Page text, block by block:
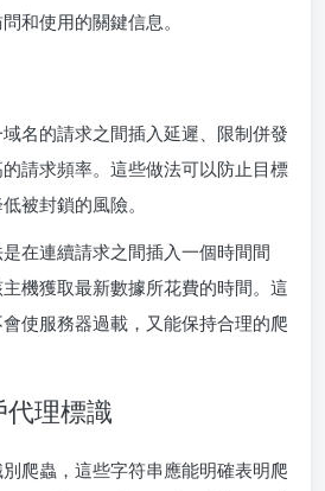
和使用的關鍵信息。
名的請求之間插入延遲、限制併發
請求頻率。這些做法可以防止目標
被封鎖的風險。
在連續請求之間插入一個時間間
機獲取最新數據所花費的時間。這
使服務器過載，又能保持合理的爬
理標識
爬蟲，這些字符串應能明確表明爬